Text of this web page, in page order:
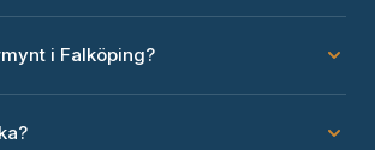
i Falköping?